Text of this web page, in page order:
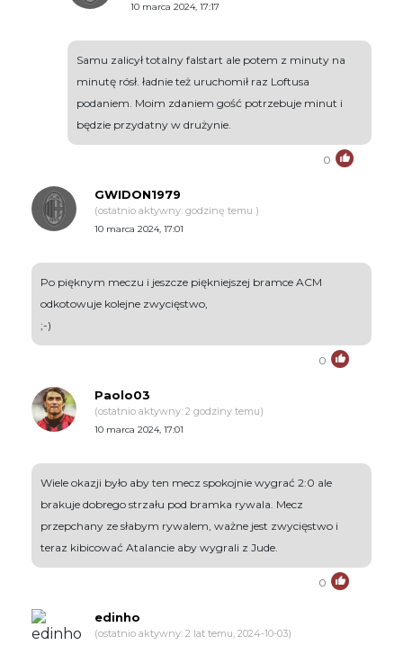
10 marca 2024, 17:17
Samu zalicył totalny falstart ale potem z minuty na
minutę rósł. ładnie też uruchomił raz Loftusa
podaniem. Moim zdaniem gość potrzebuje minut i
będzie przydatny w drużynie.
0
GWIDON1979
(ostatnio aktywny: godzinę temu )
10 marca 2024, 17:01
Po pięknym meczu i jeszcze piękniejszej bramce ACM
odkotowuje kolejne zwycięstwo,
;-)
0
Paolo03
(ostatnio aktywny: 2 godziny temu)
10 marca 2024, 17:01
Wiele okazji było aby ten mecz spokojnie wygrać 2:0 ale
brakuje dobrego strzału pod bramka rywala. Mecz
przepchany ze słabym rywalem, ważne jest zwycięstwo i
teraz kibicować Atalancie aby wygrali z Jude.
0
edinho
(ostatnio aktywny: 2 lat temu, 2024-10-03)